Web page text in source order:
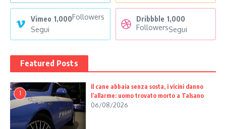
Vimeo 1,000Followers
Segui
Dribbble 1,000
FollowersSegui
Featured Posts
1
Il cane abbaia senza sosta, i vicini danno
l’allarme: uomo trovato morto a Talsano
06/08/2026